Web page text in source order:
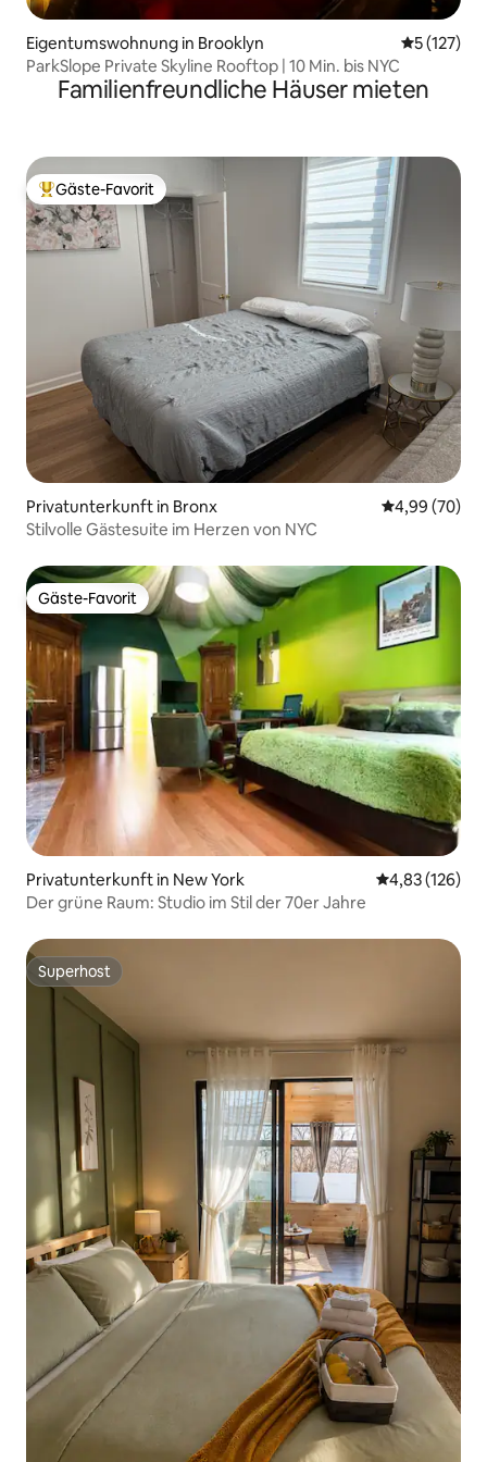
Eigentumswohnung in Brooklyn
5 (127)
ParkSlope Private Skyline Rooftop | 10 Min. bis NYC
Familienfreundliche Häuser mieten
Beliebter Gäste-Favorit.
Gäste-Favorit
Privatunterkunft in Bronx
4,99 (70)
Stilvolle Gästesuite im Herzen von NYC
Gäste-Favorit
Gäste-Favorit
Privatunterkunft in New York
4,83 (126)
Der grüne Raum: Studio im Stil der 70er Jahre
Superhost
Superhost